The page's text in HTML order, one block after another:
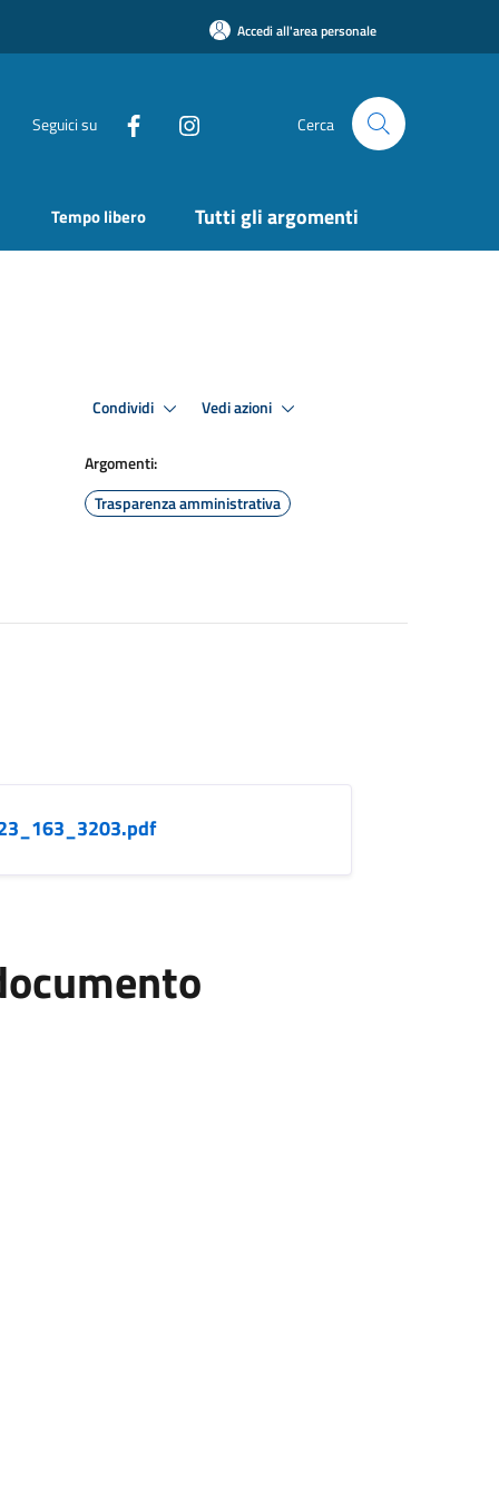
Accedi all'area personale
Seguici su Cerca
Tempo libero Tutti gli argomenti
Condividi Vedi azioni
Argomenti:
Trasparenza amministrativa